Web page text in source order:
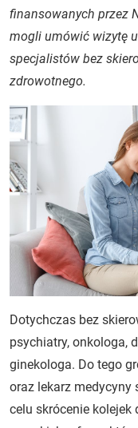
finansowanych przez
mogli umówić wizytę
specjalistów bez
zdrowotnego.
Dotychczas bez
psychiatry, onkologa,
ginekologa. Do tego
oraz lekarz medycyny
celu skrócenie